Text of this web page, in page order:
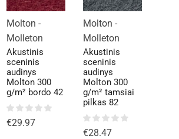
Molton -
Molleton
Akustinis
sceninis
audinys
Molton 300
g/m² bordo 42
€29.97
Molton -
Molleton
Akustinis
sceninis
audinys
Molton 300
g/m² tamsiai
pilkas 82
€28.47